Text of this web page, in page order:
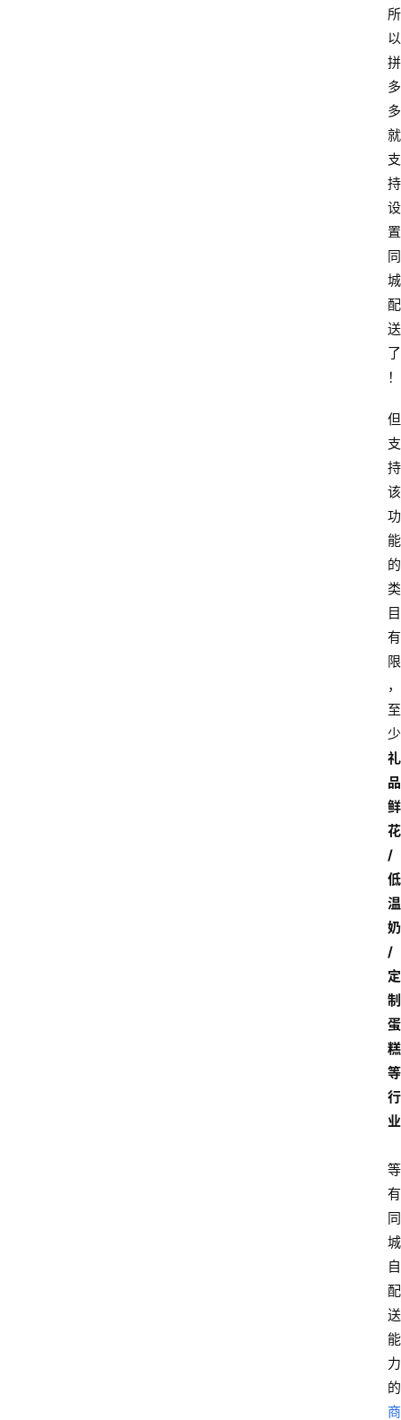
所
以
拼
多
多
就
支
持
设
置
同
城
配
送
了
！
但
支
持
该
功
能
的
类
目
有
限
，
至
少
礼
品
鲜
花
/
低
温
奶
/
定
制
蛋
糕
等
行
业
等
有
同
城
自
配
送
能
力
的
商